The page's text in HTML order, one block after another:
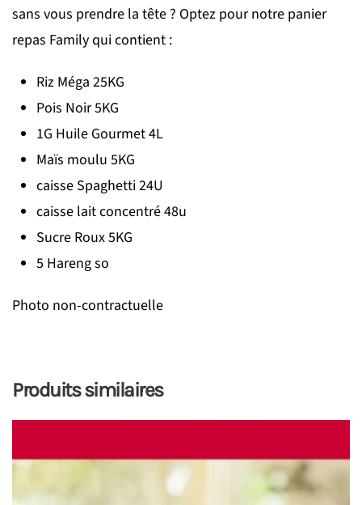
sans vous prendre la tête ? Optez pour notre panier
repas Family qui contient :
Riz Méga 25KG
Pois Noir 5KG
1G Huile Gourmet 4L
Maïs moulu 5KG
caisse Spaghetti 24U
caisse lait concentré 48u
Sucre Roux 5KG
5 Hareng so
Photo non-contractuelle
Produits similaires